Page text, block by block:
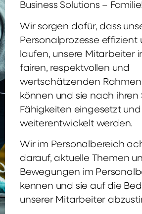
Business Solutions – Familie!
Wir sorgen dafür, dass
Personalprozesse effizient
laufen, unsere Mitarbeiter
fairen, respektvollen und
wertschätzenden
können und sie nach ihren
Fähigkeiten eingesetzt
weiterentwickelt werden.
Wir im Personalbereich
darauf, aktuelle Themen
Bewegungen im
kennen und sie auf die
unserer Mitarbeiter